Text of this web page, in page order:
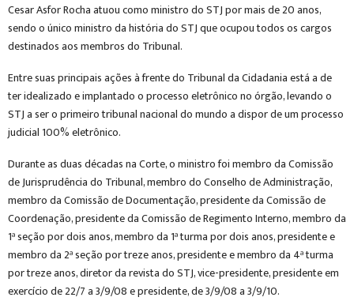
Cesar Asfor Rocha atuou como ministro do STJ por mais de 20 anos,
sendo o único ministro da história do STJ que ocupou todos os cargos
destinados aos membros do Tribunal.
Entre suas principais ações à frente do Tribunal da Cidadania está a de
ter idealizado e implantado o processo eletrônico no órgão, levando o
STJ a ser o primeiro tribunal nacional do mundo a dispor de um processo
judicial 100% eletrônico.
Durante as duas décadas na Corte, o ministro foi membro da Comissão
de Jurisprudência do Tribunal, membro do Conselho de Administração,
membro da Comissão de Documentação, presidente da Comissão de
Coordenação, presidente da Comissão de Regimento Interno, membro da
1ª seção por dois anos, membro da 1ª turma por dois anos, presidente e
membro da 2ª seção por treze anos, presidente e membro da 4ª turma
por treze anos, diretor da revista do STJ, vice-presidente, presidente em
exercício de 22/7 a 3/9/08 e presidente, de 3/9/08 a 3/9/10.